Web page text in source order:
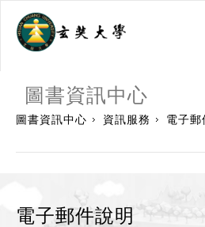
圖書資訊中心
圖書資訊中心 資訊服務 電子郵
電子郵件說明